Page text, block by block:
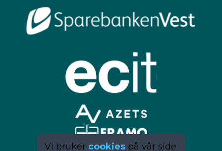
Vi bruker cookies på vår side.